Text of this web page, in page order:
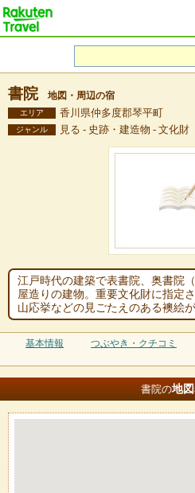
書院 地図・周辺の宿
エリア 香川県仲多度郡琴平町
ジャンル 見る - 史跡・建造物 - 文化財
江戸時代の建築で表書院、奥書院
屋造りの建物。重要文化財に指定
山応挙などの見ごたえのある襖絵
基本情報 つぶやき・クチコミ
書院の地図